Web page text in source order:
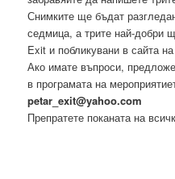
Снимките ще бъдат
седмица, а трите най-добри
Exit и побликувани в сайта
Ако имате въпроси,
в програмата на
petar_exit@yahoo.com
Препратете поканата на